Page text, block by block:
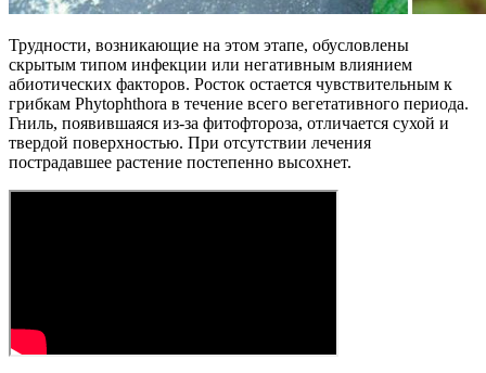
Трудности, возникающие на этом этапе, обусловлены
скрытым типом инфекции или негативным влиянием
абиотических факторов. Росток остается чувствительным к
грибкам Phytophthora в течение всего вегетативного периода.
Гниль, появившаяся из-за фитофтороза, отличается сухой и
твердой поверхностью. При отсутствии лечения
пострадавшее растение постепенно высохнет.